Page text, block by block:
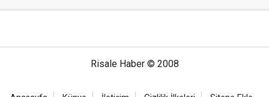
Risale Haber © 2008